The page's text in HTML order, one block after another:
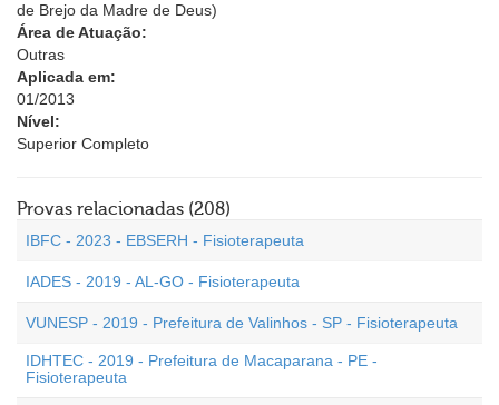
de Brejo da Madre de Deus)
Área de Atuação:
Outras
Aplicada em:
01/2013
Nível:
Superior Completo
Provas relacionadas (208)
IBFC - 2023 - EBSERH - Fisioterapeuta
IADES - 2019 - AL-GO - Fisioterapeuta
VUNESP - 2019 - Prefeitura de Valinhos - SP - Fisioterapeuta
IDHTEC - 2019 - Prefeitura de Macaparana - PE -
Fisioterapeuta